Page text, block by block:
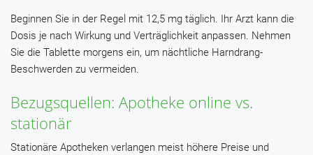
Beginnen Sie in der Regel mit 12,5 mg täglich. Ihr Arzt kann die
Dosis je nach Wirkung und Verträglichkeit anpassen. Nehmen
Sie die Tablette morgens ein, um nächtliche Harndrang-
Beschwerden zu vermeiden.
Bezugsquellen: Apotheke online vs.
stationär
Stationäre Apotheken verlangen meist höhere Preise und